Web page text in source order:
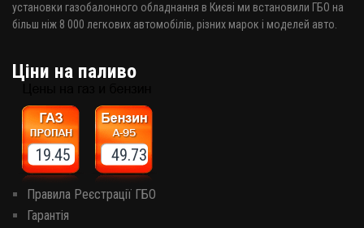
установки газобалонного обладнання в Києві ми встановили ГБО на
більш ніж 8 000 легкових автомобілів, різних марок і моделей авто.
Ціни на паливо
19.45 49.73
Правила Реєстрації ГБО
Гарантія